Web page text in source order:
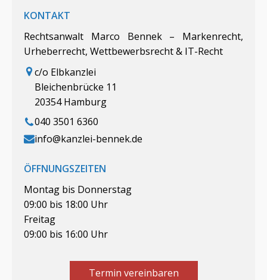
KONTAKT
Rechtsanwalt Marco Bennek – Markenrecht,
Urheberrecht, Wettbewerbsrecht & IT-Recht
c/o Elbkanzlei
Bleichenbrücke 11
20354 Hamburg
040 3501 6360
info@kanzlei-bennek.de
ÖFFNUNGSZEITEN
Montag bis Donnerstag
09:00 bis 18:00 Uhr
Freitag
09:00 bis 16:00 Uhr
Termin vereinbaren